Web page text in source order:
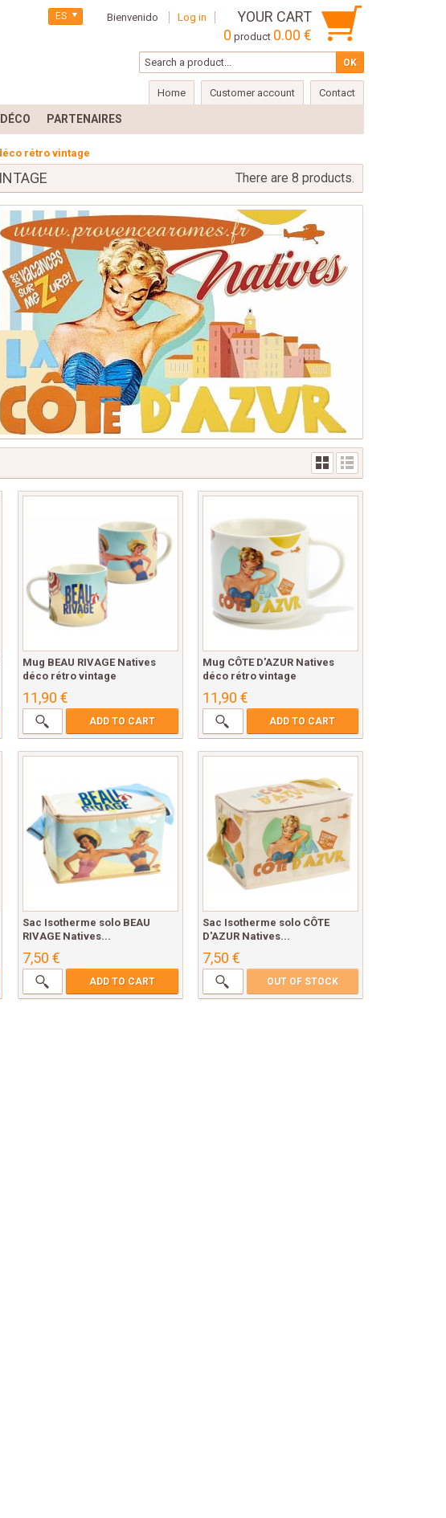
Bienvenido Log in
YOUR CART
0 product 0.00 €
ES
Home Customer account Contact
PARTENAIRES
déco rétro vintage
There are 8 products.
Mug BEAU RIVAGE Natives
déco rétro vintage
11,90 €
ADD TO CART
Mug CÔTE D'AZUR Natives
déco rétro vintage
11,90 €
ADD TO CART
Sac Isotherme solo BEAU
RIVAGE Natives...
7,50 €
ADD TO CART
Sac Isotherme solo CÔTE
D'AZUR Natives...
7,50 €
OUT OF STOCK